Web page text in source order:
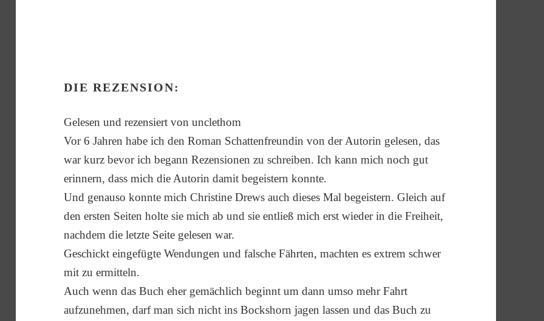
DIE REZENSION:
Gelesen und rezensiert von unclethom
Vor 6 Jahren habe ich den Roman Schattenfreundin von der Autorin gelesen, das
war kurz bevor ich begann Rezensionen zu schreiben. Ich kann mich noch gut
erinnern, dass mich die Autorin damit begeistern konnte.
Und genauso konnte mich Christine Drews auch dieses Mal begeistern. Gleich auf
den ersten Seiten holte sie mich ab und sie entließ mich erst wieder in die Freiheit,
nachdem die letzte Seite gelesen war.
Geschickt eingefügte Wendungen und falsche Fährten, machten es extrem schwer
mit zu ermitteln.
Auch wenn das Buch eher gemächlich beginnt um dann umso mehr Fahrt
aufzunehmen, darf man sich nicht ins Bockshorn jagen lassen und das Buch zu